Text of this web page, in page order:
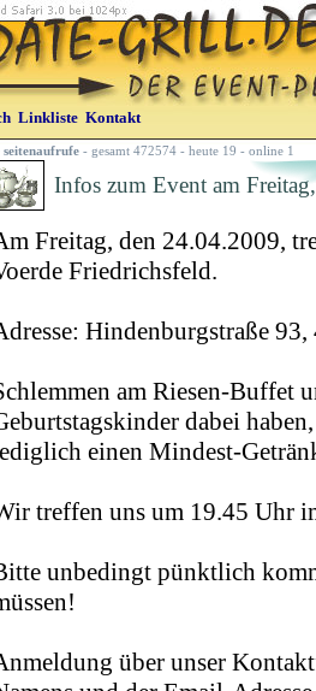
Linkliste Kontakt
seitenaufrufe- gesamt 472574 - heute 19 - online 1
Infos zum Event am